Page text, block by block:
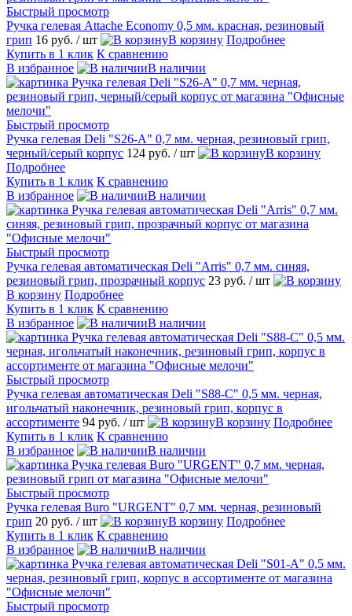
Быстрый просмотр
Ручка гелевая Attache Economy 0,5 мм. красная, резиновый
грип 16 руб. / шт В корзину Подробнее
Купить в 1 клик К сравнению
В избранное
В наличии
Быстрый просмотр
Ручка гелевая Deli "S26-A" 0,7 мм. черная, резиновый грип,
черный/серый корпус 124 руб. / шт
В корзину
Подробнее
Купить в 1 клик К сравнению
В избранное
В наличии
Быстрый просмотр
Ручка гелевая автоматическая Deli "Arris" 0,7 мм. синяя,
резиновый грип, прозрачный корпус 23 руб. / шт
В корзину Подробнее
Купить в 1 клик К сравнению
В избранное
В наличии
Быстрый просмотр
Ручка гелевая автоматическая Deli "S88-C" 0,5 мм. черная,
игольчатый наконечник, резиновый грип, корпус в
ассортименте 94 руб. / шт В корзину Подробнее
Купить в 1 клик К сравнению
В избранное
В наличии
Быстрый просмотр
Ручка гелевая Buro "URGENT" 0,7 мм. черная, резиновый
грип 20 руб. / шт В корзину Подробнее
Купить в 1 клик К сравнению
В избранное
В наличии
Быстрый просмотр